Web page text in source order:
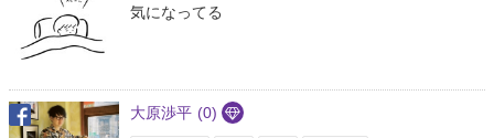
気になってる
大原渉平 (0)